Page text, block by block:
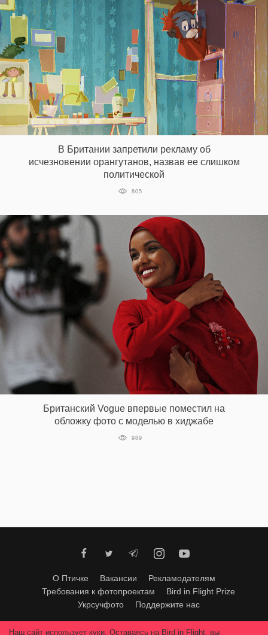
В Британии запретили рекламу об
исчезновении орангутанов, назвав ее слишком
политической
805
Британский Vogue впервые поместил на
обложку фото с моделью в хиджабе
989
О Птичке Вакансии
Рекламодателям
Требования к фотопроектам
Bird in Flight Prize
Укрсучфото
Поддержите нас
Любое использование материалов допускается только с согласия
Наш сайт использует куки. Оставаясь на Bird in Flight, вы